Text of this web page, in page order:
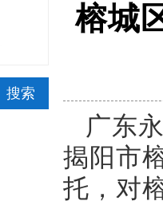
搜索
榕城
广东
揭阳市
托，对